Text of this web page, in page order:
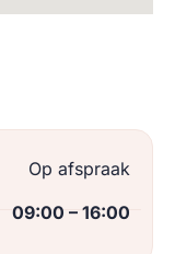
Op afspraak
09:00 – 16:00